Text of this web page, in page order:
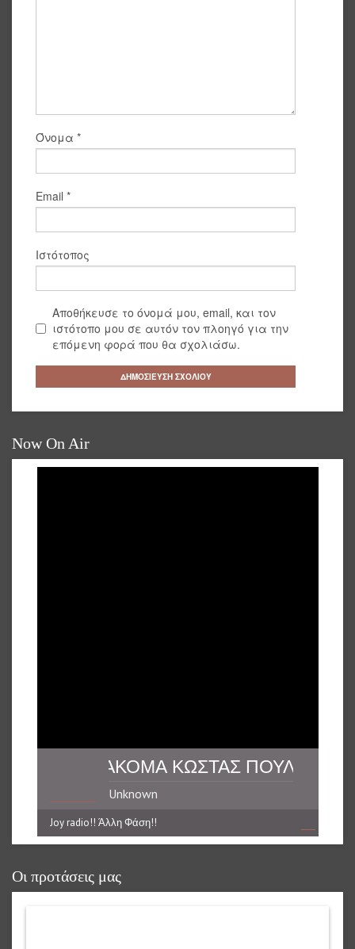
Όνομα *
Email *
Ιστότοπος
Αποθήκευσε το όνομά μου, email, και τον
ιστότοπο μου σε αυτόν τον πλοηγό για την
επόμενη φορά που θα σχολιάσω.
Now On Air
ΔΙΠΛΟ ΑΚΟΜΑ ΚΩΣΤΑΣ ΠΟΥΛΗΣ
Unknown
Joy radio!! Άλλη Φάση!!
reading data...
Οι προτάσεις μας